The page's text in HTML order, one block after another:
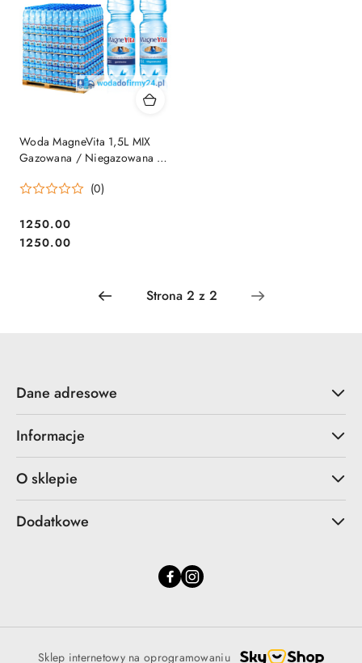
Woda MagneVita 1,5L MIX
Gazowana / Niegazowana –
(0)
Cena:
1250.00
Cena:
1250.00
Dane adresowe
Informacje
O sklepie
Dodatkowe
Sklep internetowy na oprogramowaniu